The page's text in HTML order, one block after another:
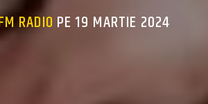
RADIO PE 19 MARTIE 2024